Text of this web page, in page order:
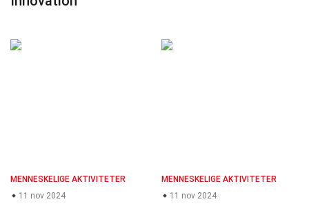
MENNESKELIGE AKTIVITETER
11 nov 2024
MENNESKELIGE AKTIVITETER
11 nov 2024